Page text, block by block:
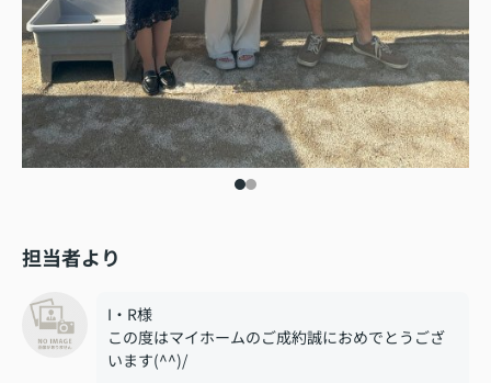
担当者より
I・R様
この度はマイホームのご成約誠におめでとうござ
います(^^)/